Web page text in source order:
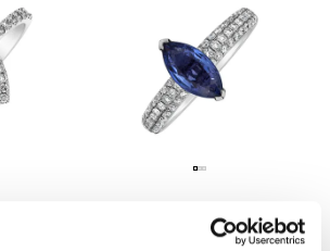
Prsten s safírem a diamanty